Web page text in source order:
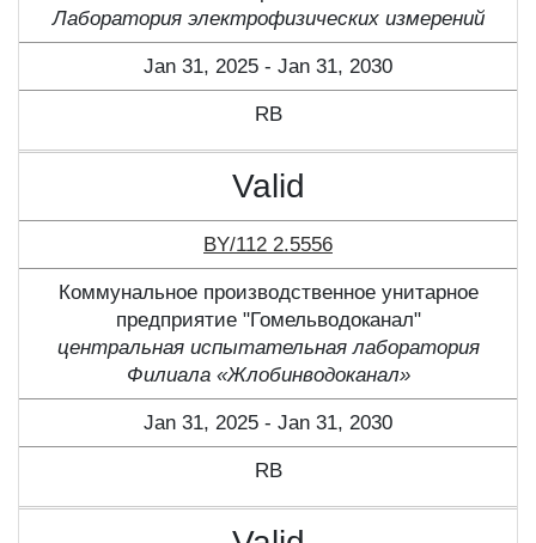
Лаборатория электрофизических измерений
Jan 31, 2025 - Jan 31, 2030
RB
Valid
BY/112 2.5556
Коммунальное производственное унитарное
предприятие "Гомельводоканал"
центральная испытательная лаборатория
Филиала «Жлобинводоканал»
Jan 31, 2025 - Jan 31, 2030
RB